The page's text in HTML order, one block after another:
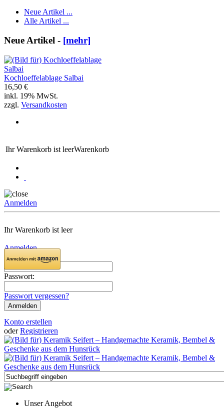
Neue Artikel ...
Alle Artikel ...
Neue Artikel - [mehr]
Kochloeffelablage Salbai
16,50 €
inkl. 19% MwSt.
zzgl. Versandkosten
Ihr Warenkorb ist leerWarenkorb
Anmelden
Ihr Warenkorb ist leer
Anmelden
Email:
Passwort:
Passwort vergessen?
Konto erstellen
oder Registrieren
Unser Angebot